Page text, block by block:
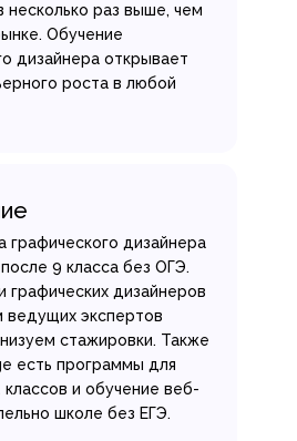
несколько раз выше, чем
Обучение
дизайнера открывает
роста в любой
графического дизайнера
9 класса без ОГЭ.
графических дизайнеров
ведущих экспертов
стажировки. Также
есть программы для
классов и обучение веб-
школе без ЕГЭ.